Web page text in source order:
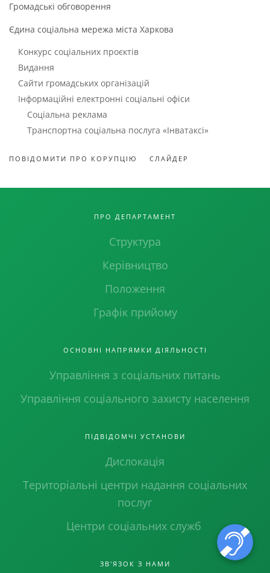
Громадські обговорення
Єдина соціальна мережа міста Харкова
Конкурс соціальних проєктів
Видання
Сайти громадських організацій
Інформаційні електронні соціальні офіси
Соціальна реклама
Транспортна соціальна послуга «Інватаксі»
ПОВІДОМИТИ ПРО КОРУПЦІЮ СЛАЙДЕР
ПРО ДЕПАРТАМЕНТ
Структура
Керівництво
Положення
Графік прийому
ОСНОВНІ НАПРЯМКИ ДІЯЛЬНОСТІ
Управління з соціальних питань
Управління соціального захисту населення
ПІДВІДОМЧІ УСТАНОВИ
Дислокація
Територіальні центри надання соціальних
послуг
Центри соціальних служб
ЗВ'ЯЗОК З НАМИ